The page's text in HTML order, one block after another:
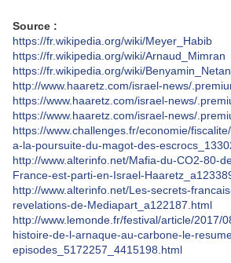
Source :
https://fr.wikipedia.org/wiki/Meyer_Habib
https://fr.wikipedia.org/wiki/Arnaud_Mimran
https://fr.wikipedia.org/wiki/
http://www.haaretz.com/israel-news/
https://www.haaretz.com/israel-news/
https://www.haaretz.com/israel-news/
https://www.challenges.fr/economie/
a-la-poursuite-du-magot-des-
http://www.alterinfo.net/Mafia-du-CO2-80-
France-est-parti-en-Israel-
http://www.alterinfo.net/Les-secrets-
revelations-de-Mediapart_a122187.html
http://www.lemonde.fr/festival/article/2017/
histoire-de-l-arnaque-au-carbone-le-
episodes_5172257_4415198.html